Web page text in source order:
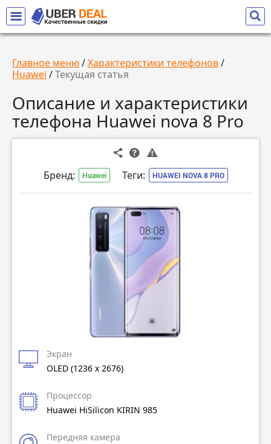
Главное меню/Характеристики телефонов/
Huawei /Текущая статья
Описание и характеристики
телефона Huawei nova 8 Pro
Бренд: Huawei Теги: HUAWEI NOVA 8 PRO
Экран
OLED (1236 x 2676)
Процессор
Huawei HiSilicon KIRIN 985
Передняя камера